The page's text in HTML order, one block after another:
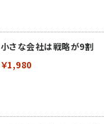
小さな会社は戦略が9割
￥1,980